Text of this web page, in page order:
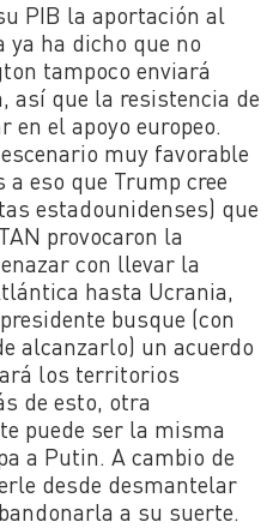
PIB la aportación al
ha dicho que no
tampoco enviará
así que la resistencia de
en el apoyo europeo.
muy favorable
eso que Trump cree
estadounidenses) que
provocaron la
con llevar la
hasta Ucrania,
busque (con
alcanzarlo) un acuerdo
los territorios
de esto, otra
puede ser la misma
a Putin. A cambio de
desde desmantelar
a su suerte.